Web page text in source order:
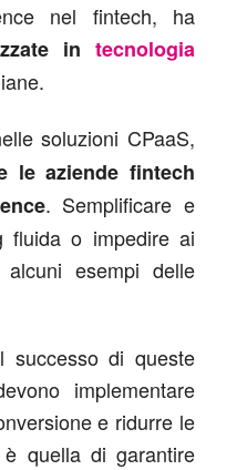
nel fintech, ha
intecnologia
soluzioni CPaaS,
le aziende fintech
. Semplificare e
fluida o impedire ai
esempi delle
successo di queste
implementare
e ridurre le
quella di garantire